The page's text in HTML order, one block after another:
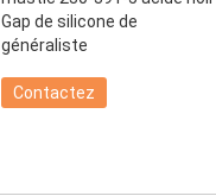
Gap de silicone de
généraliste
Contactez